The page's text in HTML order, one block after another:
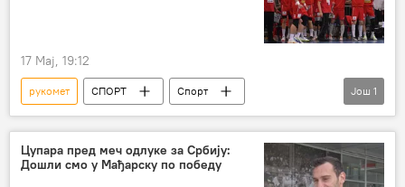
17 Мај, 19:12
рукомет СПОРТ
Спорт
Остали спортови
Још 1
Цупара пред меч одлуке за Србију:
Дошли смо у Мађарску по победу